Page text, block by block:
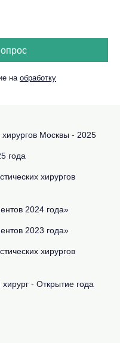
на обработку
Москвы - 2025
года
хирургов
2024 года»
2023 года»
хирургов
- Открытие года